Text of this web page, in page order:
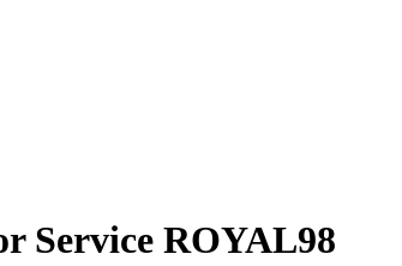
Service ROYAL98